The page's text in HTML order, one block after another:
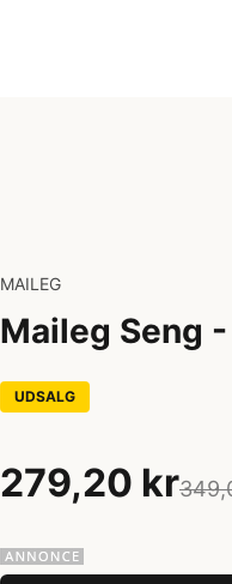
MAILEG
Maileg Seng
UDSALG
279,20 kr